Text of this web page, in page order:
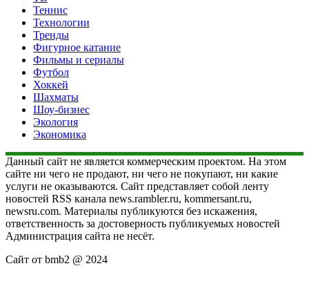
Теннис
Технологии
Тренды
Фигурное катание
Фильмы и сериалы
Футбол
Хоккей
Шахматы
Шоу-бизнес
Экология
Экономика
Данный сайт не является коммерческим проектом. На этом
сайте ни чего не продают, ни чего не покупают, ни какие
услуги не оказываются. Сайт представляет собой ленту
новостей RSS канала news.rambler.ru, kommersant.ru,
newsru.com. Материалы публикуются без искажения,
ответственность за достоверность публикуемых новостей
Администрация сайта не несёт.
Сайт от bmb2 @ 2024